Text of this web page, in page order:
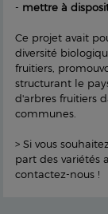
- mettre à
Ce projet avait
diversité
fruitiers,
structurant le
d'arbres fruitiers
communes.
> Si vous
part des variétés
contactez-nous !